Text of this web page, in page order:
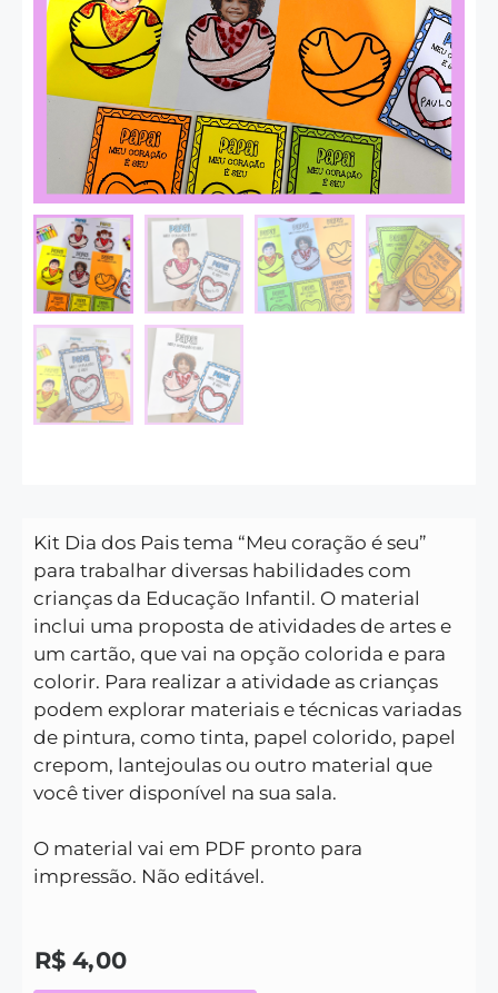
Kit Dia dos Pais tema “Meu coração é seu”
para trabalhar diversas habilidades com
crianças da Educação Infantil. O material
inclui uma proposta de atividades de artes e
um cartão, que vai na opção colorida e para
colorir. Para realizar a atividade as crianças
podem explorar materiais e técnicas variadas
de pintura, como tinta, papel colorido, papel
crepom, lantejoulas ou outro material que
você tiver disponível na sua sala.
O material vai em PDF pronto para
impressão. Não editável.
R$ 4,00